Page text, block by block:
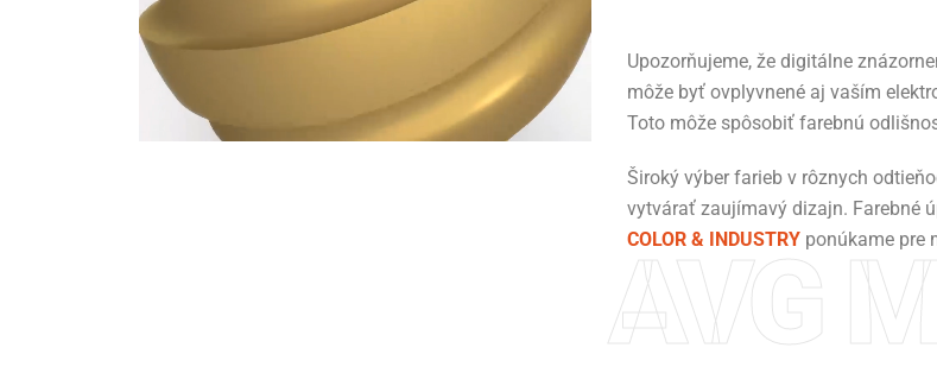
Upozorňujeme, že digitálne
môže byť ovplyvnené aj vaším
Toto môže spôsobiť farebnú
Široký výber farieb v rôznych
vytvárať zaujímavý dizajn. Farebné
COLOR & INDUSTRYponúkame pre
AVG